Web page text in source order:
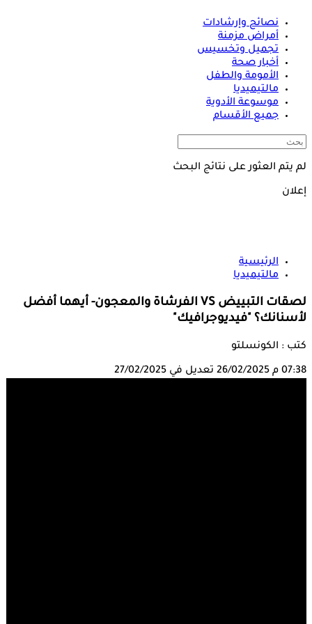
نصائح وإرشادات
أمراض مزمنة
تجميل وتخسيس
أخبار صحة
الأمومة والطفل
مالتيميديا
موسوعة الأدوية
جميع الأقسام
لم يتم العثور على نتائج البحث
إعلان
الرئيسية
مالتيميديا
لصقات التبييض VS الفرشاة والمعجون- أيهما أفضل
لأسنانك؟ "فيديوجرافيك"
كتب : الكونسلتو
07:38 م 26/02/2025 تعديل في 27/02/2025